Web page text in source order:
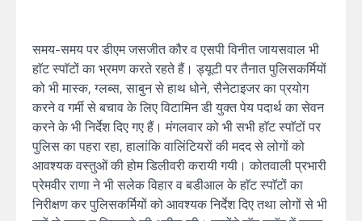
समय-समय पर डीएम जसजीत कौर व एसपी विनीत जायसवाल भी
हाॅट स्पाॅटों का भ्रमण करते रहते हैं। ड्यूटी पर तैनात पुलिसकर्मियों
को भी मास्क, ग्लब्स, साबुन से हाथ धोने, सैनेटाइजर का प्रयोग
करने व गर्मी से बचाव के लिए विटामिन डी युक्त पेय पदार्थ का सेवन
करने के भी निर्देश दिए गए हैं। मंगलवार को भी सभी हाॅट स्पाॅटों पर
पुलिस का पहरा रहा, हालांकि वालिंटियरों की मदद से लोगों को
आवश्यक वस्तुओं की होम डिलीवरी करायी गयी। कोतवाली प्रभारी
प्रेमवीर राणा ने भी सलेक विहार व बडीआल के हाॅट स्पाॅटों का
निरीक्षण कर पुलिसकर्मियों को आवश्यक निर्देश दिए तथा लोगों से भी